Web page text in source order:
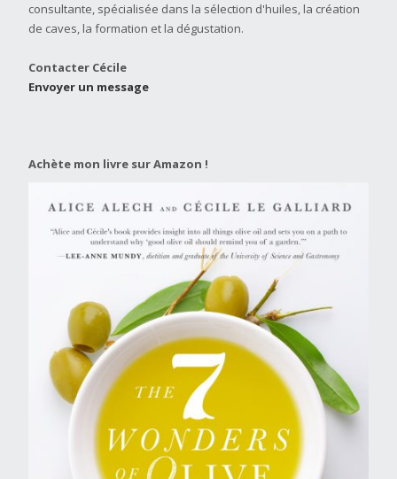
consultante, spécialisée dans la sélection d'huiles, la création
de caves, la formation et la dégustation.
Contacter Cécile
Envoyer un message
Achète mon livre sur Amazon !